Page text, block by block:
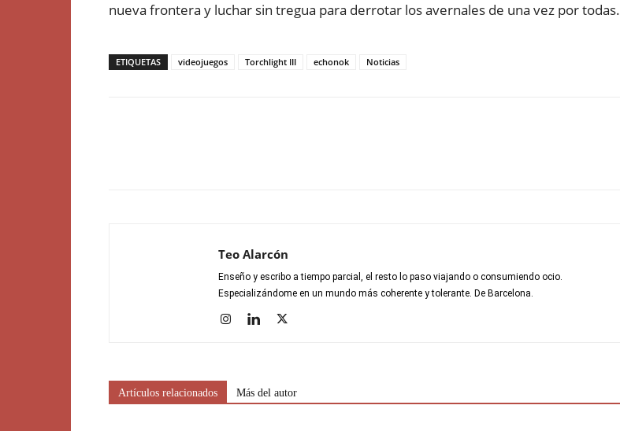
nueva frontera y luchar sin tregua para derrotar los avernales de una vez por todas.
ETIQUETAS videojuegos Torchlight III echonok Noticias
Teo Alarcón
Enseño y escribo a tiempo parcial, el resto lo paso viajando o consumiendo ocio.
Especializándome en un mundo más coherente y tolerante. De Barcelona.
Artículos relacionados Más del autor